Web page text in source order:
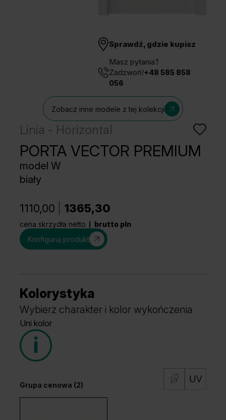
Sprawdź, gdzie kupisz
Masz pytania?
Zadzwoń!+48 585 858
056
Zobacz inne modele z tej kolekcji
Linia - Horizontal
PORTA VECTOR PREMIUM
model W
biały
1110,00 1365,30
cena skrzydła netto
brutto pln
Konfiguruj produkt
Kolorystyka
Wybierz charakter i kolor wykończenia
Uni kolor
Grupa cenowa (2)